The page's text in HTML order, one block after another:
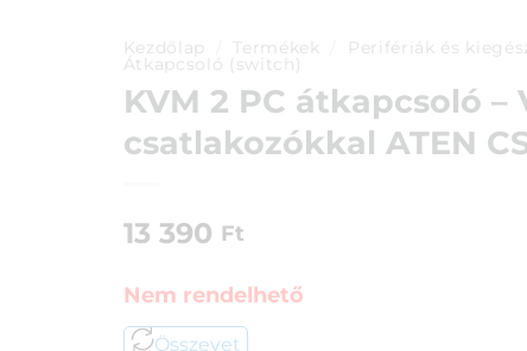
Kezdőlap Termékek Perifériák és
Átkapcsoló (switch)
KVM 2 PC átkapcsoló –
csatlakozókkal ATEN
13 390 Ft
Nem rendelhető
Összevet